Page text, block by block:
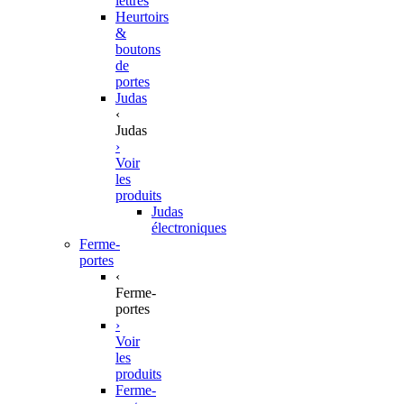
Heurtoirs
&
boutons
de
portes
Judas
‹
Judas
›
Voir
les
produits
Judas
électroniques
Ferme-
portes
‹
Ferme-
portes
›
Voir
les
produits
Ferme-